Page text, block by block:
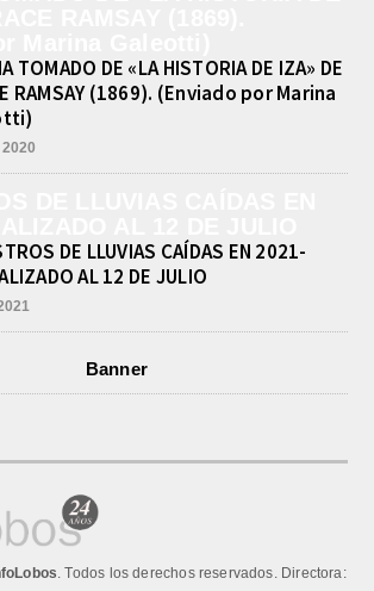
TOMADO DE «LA HISTORIA DE IZA» DE
RAMSAY (1869). (Enviado por Marina
DE LLUVIAS CAÍDAS EN 2021-
AL 12 DE JULIO
. Todos los derechos reservados. Directora: